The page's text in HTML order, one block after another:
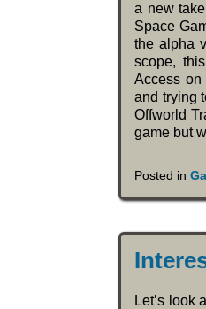
a new
Space
the alpha
scope,
Access
and trying
Offworld
game but
Posted in
Let’s look